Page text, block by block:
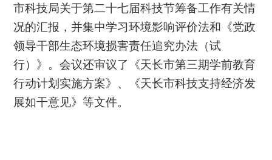
市科技局关于第二十七届科技节筹备工作有关情
况的汇报，并集中学习环境影响评价法和《党政
领导干部生态环境损害责任追究办法（试
行）》 。会议还审议了《天长市第三期学前教育
行动计划实施方案》 、《天长市科技支持经济发
展如干意见》等文件。